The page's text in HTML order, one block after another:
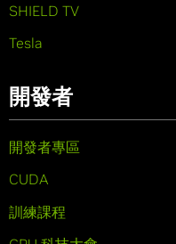
SHIELD TV
Tesla
開發者
開發者專區
CUDA
訓練課程